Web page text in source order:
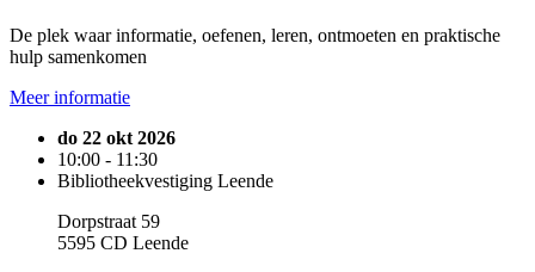
De plek waar informatie, oefenen, leren, ontmoeten en praktische
hulp samenkomen
Meer informatie
do 22 okt 2026
10:00 - 11:30
Bibliotheekvestiging Leende
Dorpstraat 59
5595 CD Leende